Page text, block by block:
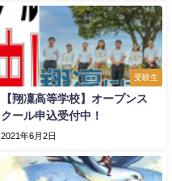
受験生
【翔凜高等学校】オープンス
クール申込受付中！
2021年6月2日